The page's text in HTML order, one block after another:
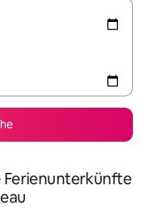
Ferienunterkünfte